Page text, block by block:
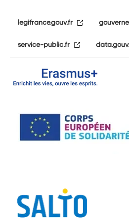
legifrance.gouv.fr
service-public.fr